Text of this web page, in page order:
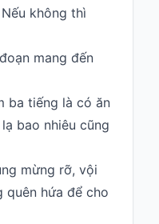
không thì
mang đến
ba tiếng là có ăn
bao nhiêu cũng
mừng rỡ, vội
quên hứa để cho